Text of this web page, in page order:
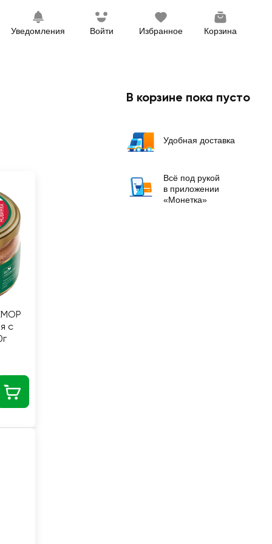
Уведомления Войти Избранное Корзина
с
В корзине пока пусто
Удобная доставка
Всё под рукой
в приложении
«Монетка»